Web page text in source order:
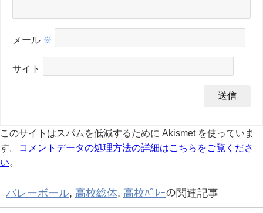
メール ※
サイト
このサイトはスパムを低減するために Akismet を使っていま
す。
コメントデータの処理方法の詳細はこちらをご覧くださ
い
バレーボール, 高校総体, 高校ﾊﾞﾚｰの関連記事